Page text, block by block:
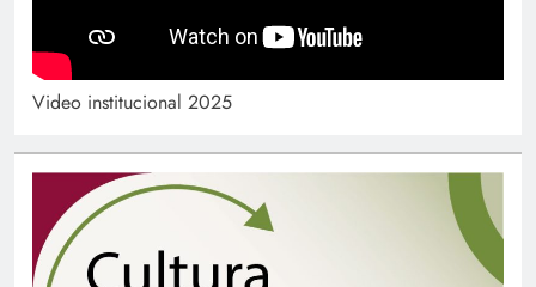
Video institucional 2025